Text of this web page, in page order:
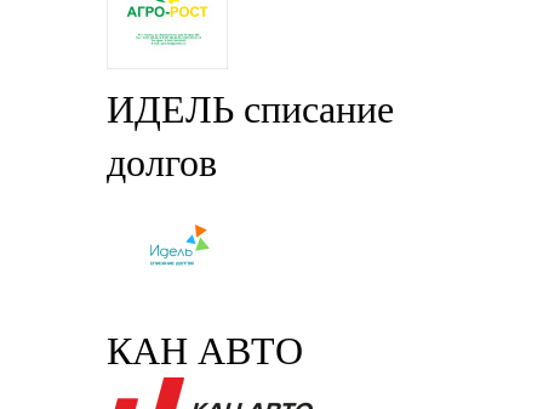
ИДЕЛЬ списание
долгов
КАН АВТО